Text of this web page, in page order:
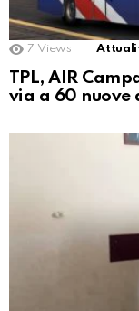
7 Views
TPL, AIR
via a 60 nuove